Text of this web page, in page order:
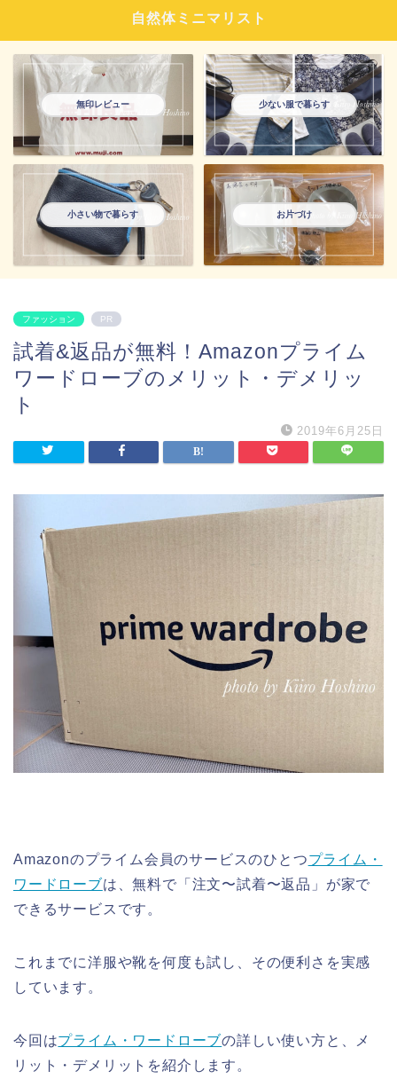
自然体ミニマリスト
無印レビュー 少ない服で暮らす
小さい物で暮らす お片づけ
ファッション PR
試着&返品が無料！Amazonプライム
ワードローブのメリット・デメリッ
ト
2019年6月25日
Amazonのプライム会員のサービスのひとつプライム・
ワードローブは、無料で「注文〜試着〜返品」が家で
できるサービスです。
これまでに洋服や靴を何度も試し、その便利さを実感
しています。
今回はプライム・ワードローブの詳しい使い方と、メ
リット・デメリットを紹介します。